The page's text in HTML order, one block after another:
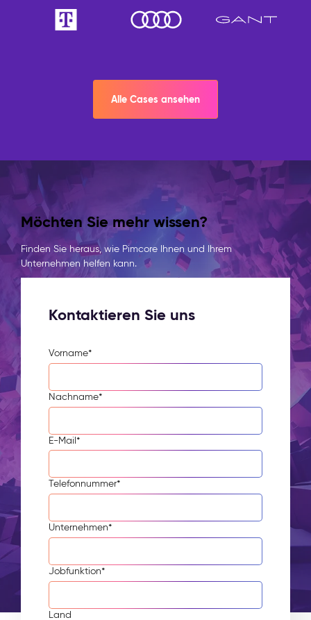
Alle Cases ansehen
Möchten Sie mehr wissen?
Finden Sie heraus, wie Pimcore Ihnen und Ihrem
Unternehmen helfen kann.
Kontaktieren Sie uns
Vorname*
Nachname*
E-Mail*
Telefonnummer*
Unternehmen*
Jobfunktion*
Land